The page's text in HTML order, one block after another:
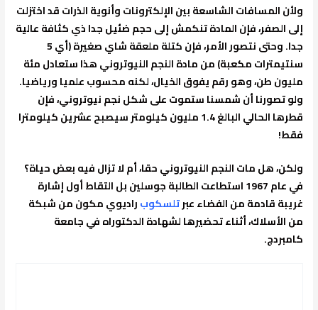
ولأن المسافات الشاسعة بين الإلكترونات وأنوية الذرات قد اختزلت
إلى الصفر، فإن المادة تنكمش إلى حجم ضئيل جدا ذي كثافة عالية
جدا. وحتى نتصور الأمر، فإن كتلة ملعقة شاي صغيرة (أي 5
سنتيمترات مكعبة) من مادة النجم النيوتروني هذا ستعادل مئة
مليون طن، وهو رقم يفوق الخيال، لكنه محسوب علميا ورياضيا.
ولو تصورنا أن شمسنا ستموت على شكل نجم نيوتروني، فإن
قطرها الحالي البالغ 1.4 مليون كيلومتر سيصبح عشرين كيلومترا
فقط!
ولكن، هل مات النجم النيوتروني حقا، أم لا تزال فيه بعض حياة؟
في عام 1967 استطاعت الطالبة جوسلين بل التقاط أول إشارة
غريبة قادمة من الفضاء عبرتلسكوبراديوي مكون من شبكة
من الأسلاك، أثناء تحضيرها لشهادة الدكتوراه في جامعة
كامبردج.